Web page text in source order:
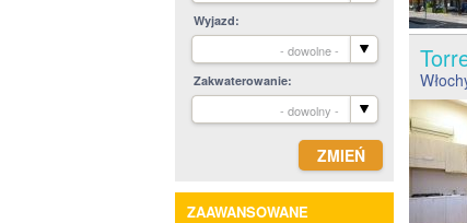
Wyjazd
- dowolne -
Zakwaterowanie
- dowolny -
ZAAWANSOWANE